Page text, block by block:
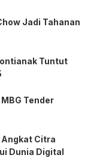
Jadi Tahanan
Tuntut
Tender
Citra
Dunia Digital